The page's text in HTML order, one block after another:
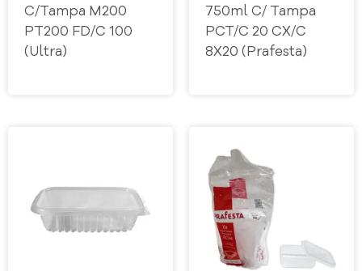
C/Tampa M200
PT200 FD/C 100
(Ultra)
750ml C/ Tampa
PCT/C 20 CX/C
8X20 (Prafesta)